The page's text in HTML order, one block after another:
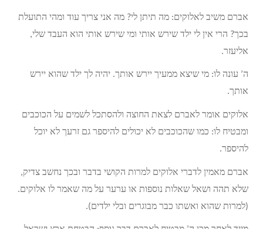
אברם משיב לאלוקים: מה תיתן לי? מה אני צריך עוד ומהי התועלת
בכך? הרי אין לי ילד שירש אותי ומי שירש אותי הוא העבד שלי,
אליעזר.
ה’ עונה לו: מי שיצא ממעיך יירש אותך. יהיה לך ילד שהוא יירש
אותך.
אלוקים אומר לאברם לצאת החוצה ולהסתכל לשמים על הכוכבים
ומבטיח לו: כמו שהכוכבים לא יכולים להיספר גם זרעך לא יוכל
להיספר.
אברם מאמין לדברי אלוקים למרות הקושי בדבר ובכך נחשב צדיק,
שלא תהה ושאל שאלות נוספות או ערער על מה שאמר לו אלוקים.
(למרות שהוא ואשתו כבר מבוגרים ובלי ילדים).